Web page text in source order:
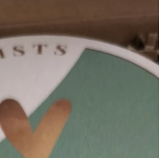
Gefühlen, inneren Konflikten und
vollen Kopf liebevoller umzugehen. Im
Meeting steigen dir Tränen in die
Beim Feedback zieht sich innerlich alles
zusammen. Zu Hause bist du gereizt,
obwohl du deine Familie liebst. Du
gefühlt alle Zweifel mit dir rum und du
denkst: „Ich sollte das doch im Griff ha